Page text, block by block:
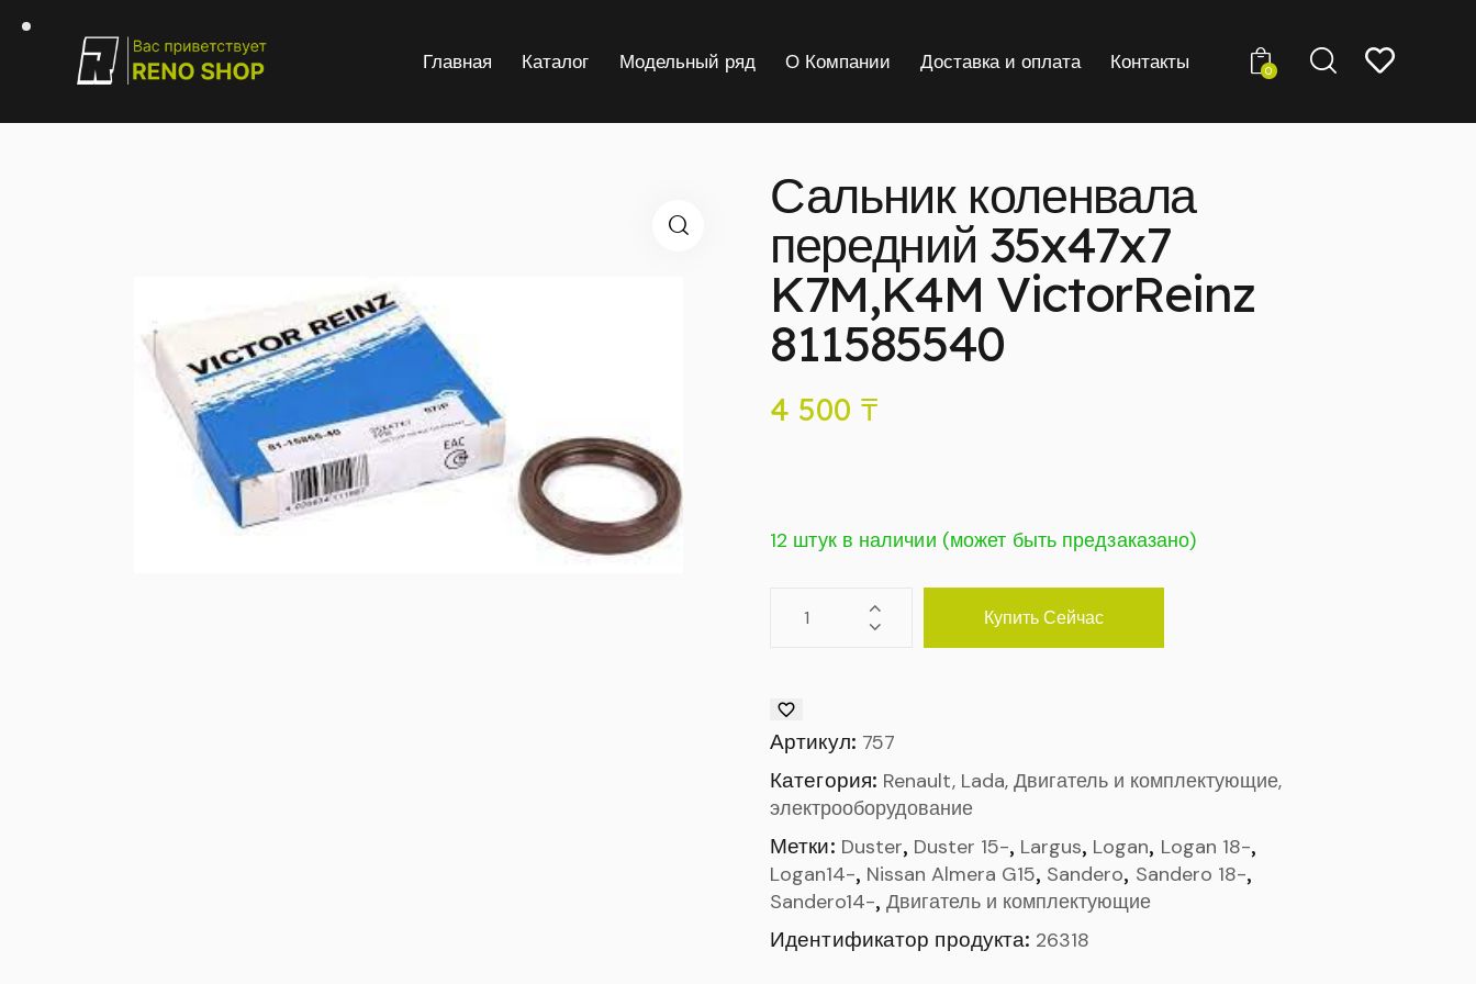
Главная Каталог Модельный ряд О Компании Доставка и оплата Контакты 0
Сальник коленвала
передний 35x47x7
K7M,K4M VictorReinz
811585540
4 500 ₸
12 штук в наличии (может быть предзаказано)
Купить Сейчас
Артикул: 757
Категория: Renault, Lada, Двигатель и комплектующие,
электрооборудование
Метки: Duster, Duster 15-, Largus, Logan, Logan 18-,
Logan14-, Nissan Almera G15, Sandero, Sandero 18-,
Sandero14-,Двигатель и комплектующие
Идентификатор продукта: 26318